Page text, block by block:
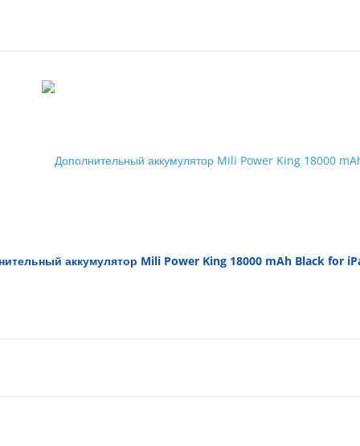
аккумулятор Mili Power King 18000 mAh Black for